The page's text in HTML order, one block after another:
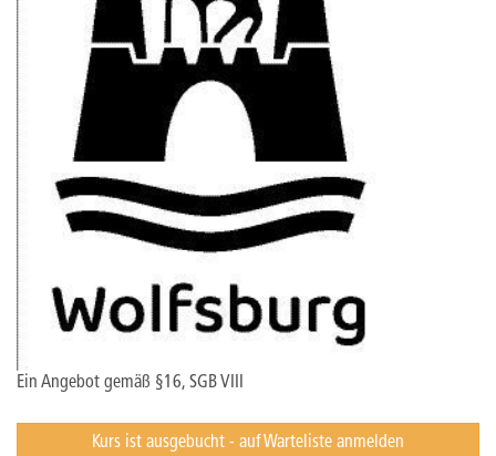
Ein Angebot gemäß §16, SGB VIII
Kurs ist ausgebucht - auf Warteliste anmelden